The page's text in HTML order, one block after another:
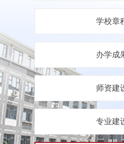
学校章
办学成
师资建
专业建